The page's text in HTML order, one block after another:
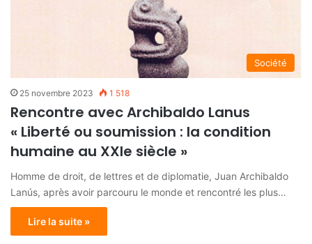
Société
25 novembre 2023 1 518
Rencontre avec Archibaldo Lanus
« Liberté ou soumission : la condition
humaine au XXIe siècle »
Homme de droit, de lettres et de diplomatie, Juan Archibaldo
Lanús, après avoir parcouru le monde et rencontré les plus…
Lire la suite »